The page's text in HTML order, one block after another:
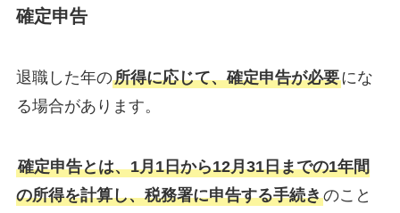
確定申告
退職した年の所得に応じて、確定申告が必要にな
る場合があります。
確定申告とは、1月1日から12月31日までの1年間
の所得を計算し、税務署に申告する手続きのこと